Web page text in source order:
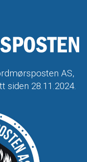
AS,
siden 28.11.2024.